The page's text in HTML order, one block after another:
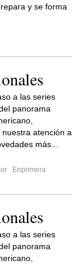
y se forma
a las series
panorama
atención a
más...
Enprimera
a las series
panorama